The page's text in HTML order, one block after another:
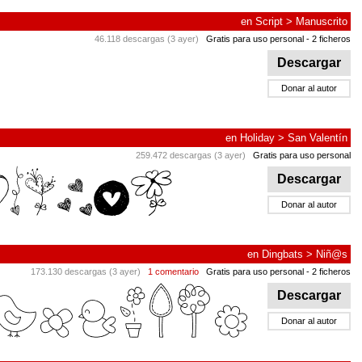
en Script > Manuscrito
46.118 descargas (3 ayer) Gratis para uso personal - 2 ficheros
Descargar
Donar al autor
en Holiday > San Valentín
259.472 descargas (3 ayer) Gratis para uso personal
Descargar
Donar al autor
en Dingbats > Niñ@s
173.130 descargas (3 ayer) 1 comentario Gratis para uso personal - 2 ficheros
Descargar
Donar al autor